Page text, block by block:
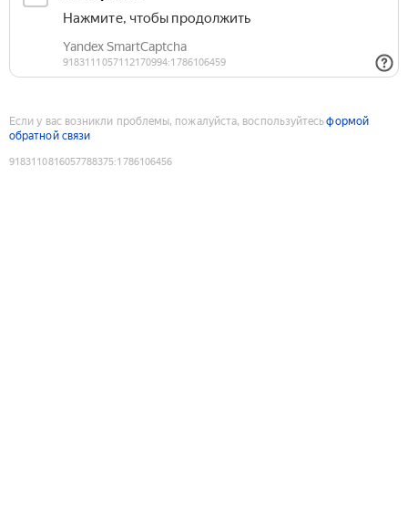
Если у вас возникли проблемы, пожалуйста, воспользуйтесьформой
обратной связи
9183110816057788375:1786106456